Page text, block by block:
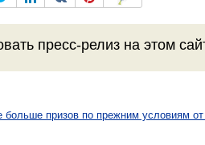
пресс-релизна этом
больше призов по прежним условиям